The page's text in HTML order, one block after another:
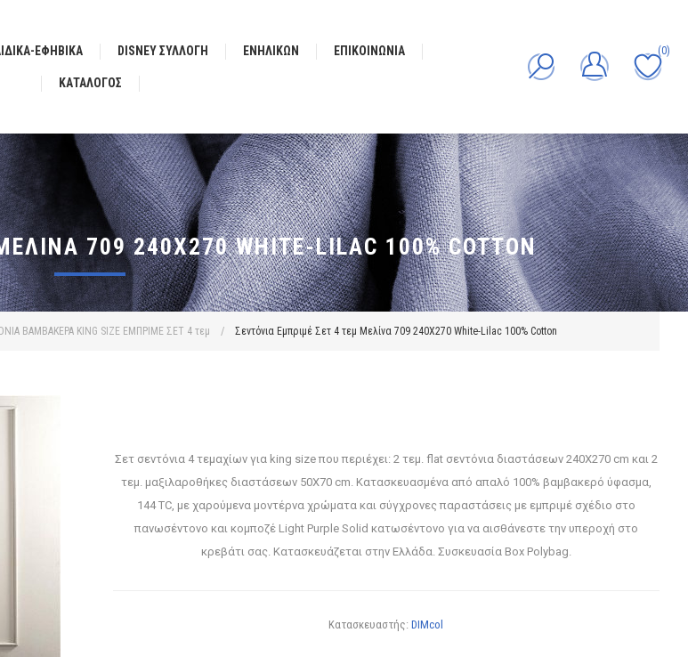
ΕΦΗΒΙΚΑ DISNEY ΣΥΛΛΟΓΗ ΕΝΗΛΙΚΩΝ ΕΠΙΚΟΙΝΩΝΊΑ
ΚΑΤΆΛΟΓΟΣ
(0)
ΒΑΜΒΑΚΕΡΑ KING SIZE ΕΜΠΡΙΜΕ ΣΕΤ 4 τεμ / Σεντόνια Εμπριμέ Σετ 4 τεμ Μελίνα 709 240X270 White-Lilac 100% Cotton
709 240X270 WHITE-LILAC 100% COTTON
Σετ σεντόνια 4 τεμαχίων για king size που περιέχει: 2 τεμ. flat σεντόνια διαστάσεων 240X270 cm και 2
τεμ. μαξιλαροθήκες διαστάσεων 50X70 cm. Κατασκευασμένα από απαλό 100% βαμβακερό ύφασμα,
144 TC, με χαρούμενα μοντέρνα χρώματα και σύγχρονες παραστάσεις με εμπριμέ σχέδιο στο
πανωσέντονο και κομποζέ Light Purple Solid κατωσέντονο για να αισθάνεστε την υπεροχή στο
κρεβάτι σας. Κατασκευάζεται στην Ελλάδα. Συσκευασία Box Polybag.
Κατασκευαστής: DIMcol